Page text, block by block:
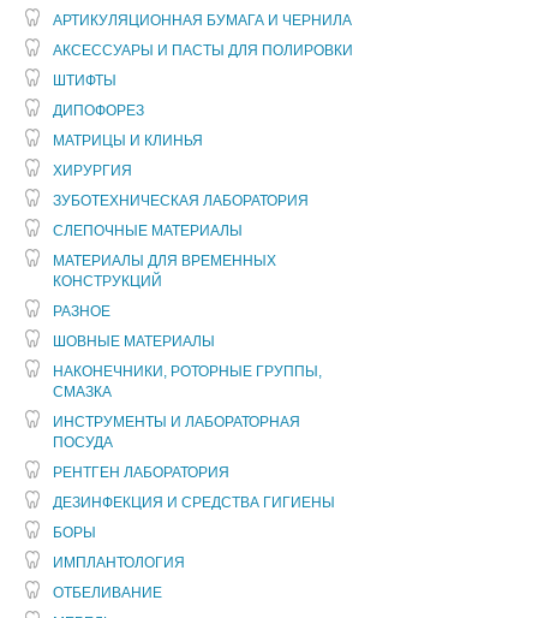
АРТИКУЛЯЦИОННАЯ БУМАГА И ЧЕРНИЛА
АКСЕССУАРЫ И ПАСТЫ ДЛЯ ПОЛИРОВКИ
ШТИФТЫ
ДИПОФОРЕЗ
МАТРИЦЫ И КЛИНЬЯ
ХИРУРГИЯ
ЗУБОТЕХНИЧЕСКАЯ ЛАБОРАТОРИЯ
СЛЕПОЧНЫЕ МАТЕРИАЛЫ
МАТЕРИАЛЫ ДЛЯ ВРЕМЕННЫХ
КОНСТРУКЦИЙ
РАЗНОЕ
ШОВНЫЕ МАТЕРИАЛЫ
НАКОНЕЧНИКИ, РОТОРНЫЕ ГРУППЫ,
СМАЗКА
ИНСТРУМЕНТЫ И ЛАБОРАТОРНАЯ
ПОСУДА
РЕНТГЕН ЛАБОРАТОРИЯ
ДЕЗИНФЕКЦИЯ И СРЕДСТВА ГИГИЕНЫ
БОРЫ
ИМПЛАНТОЛОГИЯ
ОТБЕЛИВАНИЕ